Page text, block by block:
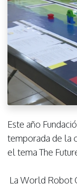
Este año
temporada de la
el tema The
La World Robot